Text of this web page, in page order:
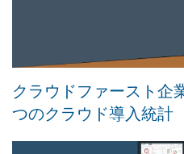
クラウドファースト企
つのクラウド導入統計